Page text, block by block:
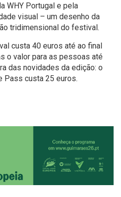
WHY Portugal e pela
visual – um desenho da
tridimensional do festival.
custa 40 euros até ao final
o valor para as pessoas até
das novidades da edição: o
Pass custa 25 euros.